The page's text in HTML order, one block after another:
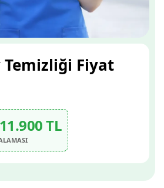
Temizliği Fiyat
TL